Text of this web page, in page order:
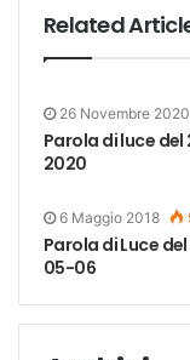
Related
26 Novembre 2020
Parola di luce del
2020
6 Maggio 2018
Parola di Luce
05-06